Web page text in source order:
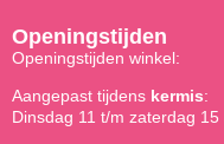
Openingstijden
Openingstijden winkel:
Aangepast tijdens kermis:
Dinsdag 11 t/m zaterdag